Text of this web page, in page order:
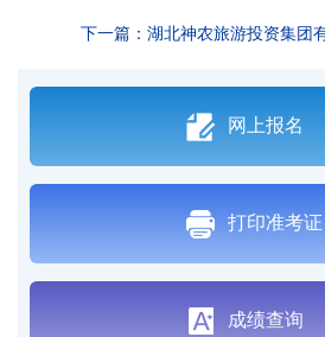
网上报名
打印准考证
成绩查询
下一篇：湖北神农旅游投资集团